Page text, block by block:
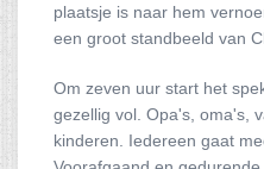
plaatsje is naar hem
een groot standbeeld van
Om zeven uur start het
gezellig vol. Opa's, oma's,
kinderen. Iedereen gaat